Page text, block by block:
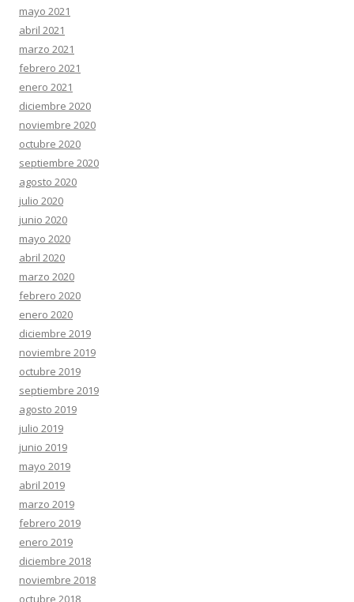
mayo 2021
abril 2021
marzo 2021
febrero 2021
enero 2021
diciembre 2020
noviembre 2020
octubre 2020
septiembre 2020
agosto 2020
julio 2020
junio 2020
mayo 2020
abril 2020
marzo 2020
febrero 2020
enero 2020
diciembre 2019
noviembre 2019
octubre 2019
septiembre 2019
agosto 2019
julio 2019
junio 2019
mayo 2019
abril 2019
marzo 2019
febrero 2019
enero 2019
diciembre 2018
noviembre 2018
octubre 2018